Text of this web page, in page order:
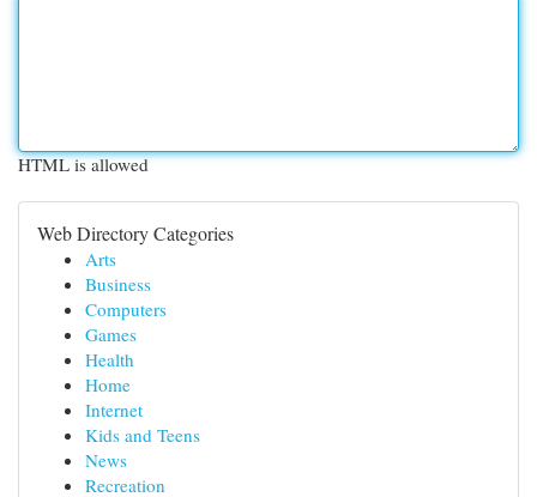
HTML is allowed
Web Directory Categories
Arts
Business
Computers
Games
Health
Home
Internet
Kids and Teens
News
Recreation